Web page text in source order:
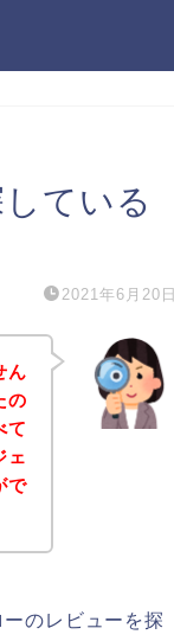
ている
2021年6月20日
ん
の
て
ェ
で
のレビューを探